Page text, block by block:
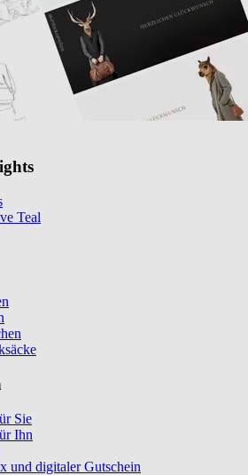
Teal
Sie
Ihn
und digitaler Gutschein